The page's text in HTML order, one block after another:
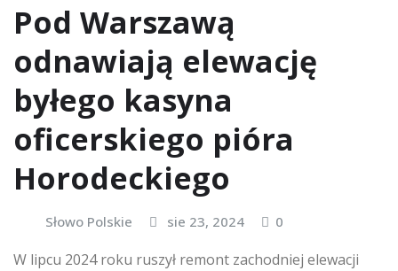
Pod Warszawą
odnawiają elewację
byłego kasyna
oficerskiego pióra
Horodeckiego
Słowo Polskie sie 23, 2024 0
W lipcu 2024 roku ruszył remont zachodniej elewacji